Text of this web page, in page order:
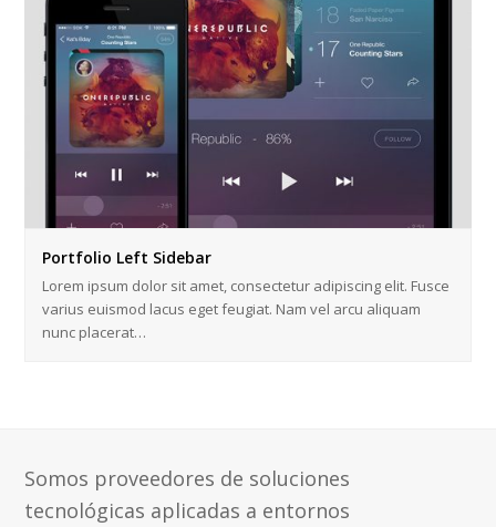
Portfolio Left Sidebar
Lorem ipsum dolor sit amet, consectetur adipiscing elit. Fusce
varius euismod lacus eget feugiat. Nam vel arcu aliquam
nunc placerat…
Somos proveedores de soluciones
tecnológicas aplicadas a entornos